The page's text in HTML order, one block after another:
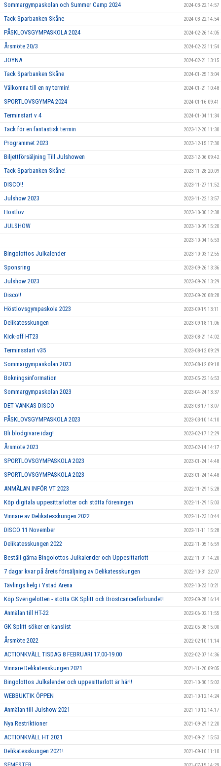
Sommargympaskolan och Summer Camp 2024 2024-03-22 14:57
Tack Sparbanken Skåne 2024-03-22 14:54
PÅSKLOVSGYMPASKOLA 2024 2024-02-26 14:05
Årsmöte 20/3 2024-02-23 11:54
JOYNA 2024-02-21 13:15
Tack Sparbanken Skåne 2024-01-25 13:04
Välkomna till en ny termin! 2024-01-21 10:48
SPORTLOVSGYMPA 2024 2024-01-16 09:41
Terminstart v 4 2024-01-04 11:34
Tack för en fantastisk termin 2023-12-20 11:30
Programmet 2023 2023-12-15 17:30
Biljettförsäljning Till Julshowen 2023-12-06 09:42
Tack Sparbanken Skåne! 2023-11-28 20:09
DISCO!! 2023-11-27 11:52
Julshow 2023 2023-11-22 13:57
Höstlov 2023-10-30 12:38
JULSHOW 2023-10-09 15:20
2023-10-04 16:53
Bingolottos Julkalender 2023-10-03 12:55
Sponsring 2023-09-26 13:36
Julshow 2023 2023-09-26 13:29
Disco!! 2023-09-20 08:28
Höstlovsgympaskola 2023 2023-09-19 13:11
Delikatesskungen 2023-09-18 11:06
Kick-off HT23 2023-08-21 14:02
Terminsstart v35 2023-08-12 09:29
Sommargympaskolan 2023 2023-08-12 09:18
Bokningsinformation 2023-05-22 16:53
Sommargympaskolan 2023 2023-04-24 13:37
DET VANKAS DISCO 2023-03-17 13:07
PÅSKLOVSGYMPASKOLA 2023 2023-03-10 14:10
Bli blodgivare idag! 2023-02-17 12:29
Årsmöte 2023 2023-02-14 14:17
SPORTLOVSGYMPASKOLA 2023 2023-01-24 14:48
SPORTLOVSGYMPASKOLA 2023 2023-01-24 14:48
ANMÄLAN INFÖR VT 2023 2022-11-29 15:28
Köp digitala uppesittarlotter och stötta föreningen 2022-11-29 15:03
Vinnare av Delikatesskungen 2022 2022-11-23 10:44
DISCO 11 November 2022-11-11 15:28
Delikatesskungen 2022 2022-11-05 16:59
Beställ gärna Bingolottos Julkalender och Uppesittarlott 2022-11-01 14:20
7 dagar kvar på årets försäljning av Delikatesskungen 2022-10-31 22:07
Tävlings helg i Ystad Arena 2022-10-23 10:21
Köp Sverigelotten - stötta GK Splitt och Bröstcancerförbundet! 2022-09-28 16:14
Anmälan till HT-22 2022-06-02 11:55
GK Splitt söker en kanslist 2022-05-08 15:00
Årsmöte 2022 2022-02-10 11:14
ACTIONKVÄLL TISDAG 8 FEBRUARI 17.00-19.00 2022-02-07 14:36
Vinnare Delikatesskungen 2021 2021-11-20 09:05
Bingolottos Julkalender och uppesittarlott är här!! 2021-10-30 15:02
WEBBUKTIK ÖPPEN 2021-10-12 14:24
Anmälan till Julshow 2021 2021-10-12 14:17
Nya Restriktioner 2021-09-29 12:20
ACTIONKVÄLL HT 2021 2021-09-21 15:53
Delikatesskungen 2021! 2021-09-10 11:10